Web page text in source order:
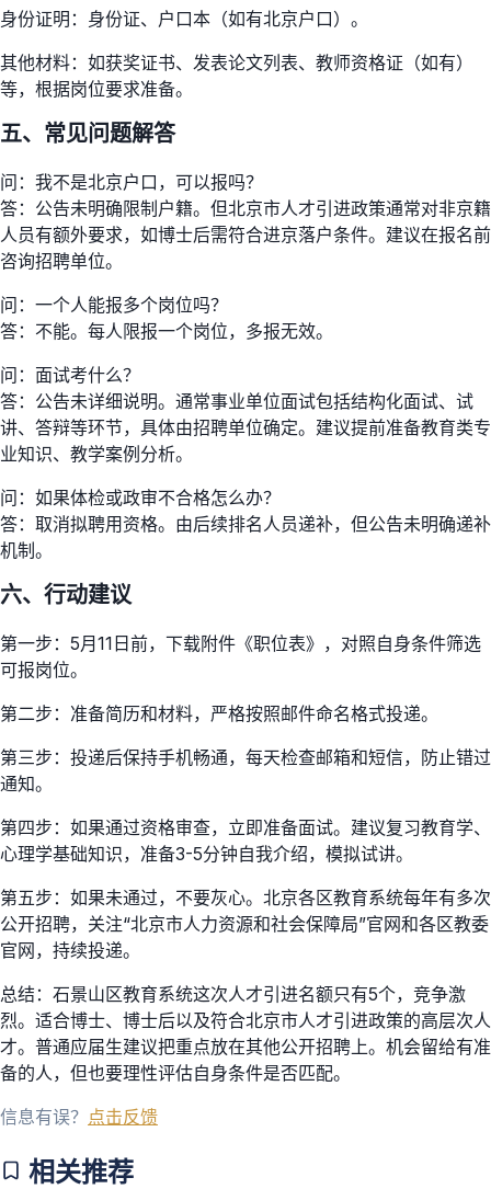
身份证明：身份证、户口本（如有北京户口）。
其他材料：如获奖证书、发表论文列表、教师资格证（如有）
等，根据岗位要求准备。
五、常见问题解答
问：我不是北京户口，可以报吗？
答：公告未明确限制户籍。但北京市人才引进政策通常对非京籍
人员有额外要求，如博士后需符合进京落户条件。建议在报名前
咨询招聘单位。
问：一个人能报多个岗位吗？
答：不能。每人限报一个岗位，多报无效。
问：面试考什么？
答：公告未详细说明。通常事业单位面试包括结构化面试、试
讲、答辩等环节，具体由招聘单位确定。建议提前准备教育类专
业知识、教学案例分析。
问：如果体检或政审不合格怎么办？
答：取消拟聘用资格。由后续排名人员递补，但公告未明确递补
机制。
六、行动建议
第一步：5月11日前，下载附件《职位表》，对照自身条件筛选
可报岗位。
第二步：准备简历和材料，严格按照邮件命名格式投递。
第三步：投递后保持手机畅通，每天检查邮箱和短信，防止错过
通知。
第四步：如果通过资格审查，立即准备面试。建议复习教育学、
心理学基础知识，准备3-5分钟自我介绍，模拟试讲。
第五步：如果未通过，不要灰心。北京各区教育系统每年有多次
公开招聘，关注“北京市人力资源和社会保障局”官网和各区教委
官网，持续投递。
总结：石景山区教育系统这次人才引进名额只有5个，竞争激
烈。适合博士、博士后以及符合北京市人才引进政策的高层次人
才。普通应届生建议把重点放在其他公开招聘上。机会留给有准
备的人，但也要理性评估自身条件是否匹配。
信息有误？ 点击反馈
相关推荐